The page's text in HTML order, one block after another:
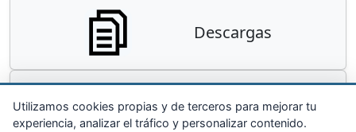
Descargas
Contacta
Utilizamos cookies propias y de terceros para mejorar tu
experiencia, analizar el tráfico y personalizar contenido.